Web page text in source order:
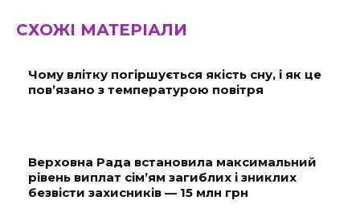
СХОЖІ МАТЕРІАЛИ
Чому влітку погіршується якість сну, і як це
пов’язано з температурою повітря
Верховна Рада встановила максимальний
рівень виплат сім’ям загиблих і зниклих
безвісти захисників — 15 млн грн